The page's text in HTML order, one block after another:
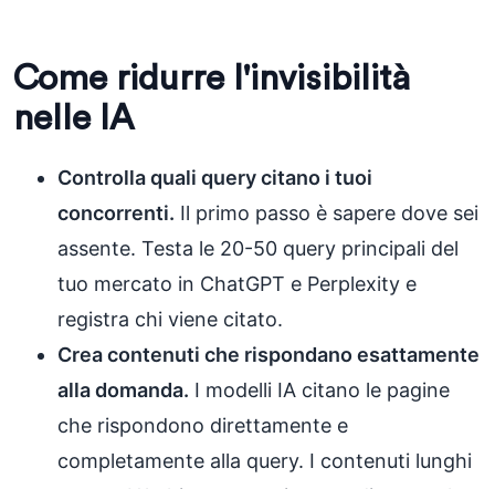
Come ridurre l'invisibilità
nelle IA
Controlla quali query citano i tuoi
concorrenti. Il primo passo è sapere dove sei
assente. Testa le 20-50 query principali del
tuo mercato in ChatGPT e Perplexity e
registra chi viene citato.
Crea contenuti che rispondano esattamente
alla domanda. I modelli IA citano le pagine
che rispondono direttamente e
completamente alla query. I contenuti lunghi